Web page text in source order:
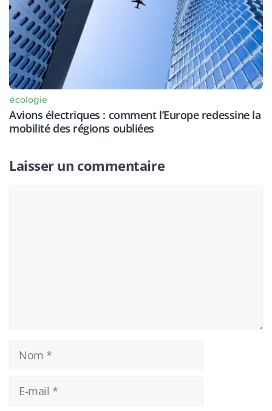
écologie
Avions électriques : comment l’Europe redessine la
mobilité des régions oubliées
Laisser un commentaire
Nom
mail